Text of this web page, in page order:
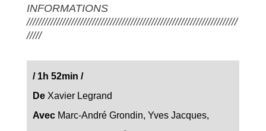
INFORMATIONS
///////////////////////////////////////////////////////////////////////
/////
/1h 52min /
DeXavier Legrand
AvecMarc-André Grondin, Yves Jacques,